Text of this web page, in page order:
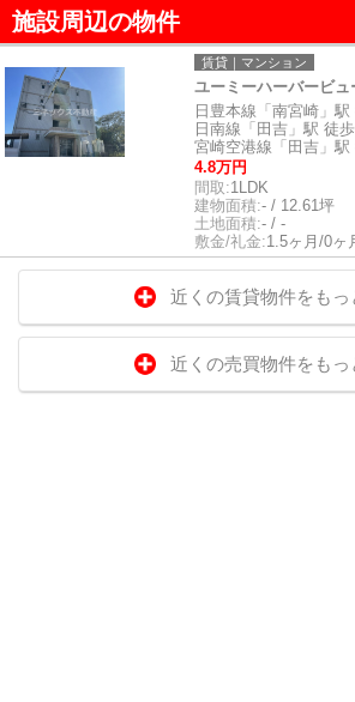
施設周辺の物件
賃貸｜マンション
ユーミーハーバービュ
日豊本線「南宮崎」駅
日南線「田吉」駅 徒
宮崎空港線「田吉」駅
4.8万円
間取:1LDK
建物面積:- / 12.61坪
土地面積:- / -
敷金/礼金:1.5ヶ月/0ヶ
近くの賃貸物件をもっ
近くの売買物件をもっ